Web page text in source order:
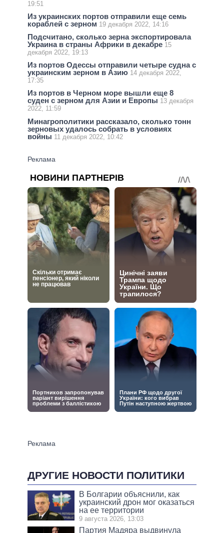
19:51
Из украинских портов отправили еще семь
кораблей с зерном 19 декабря 2022, 14:16
Подсчитано, сколько зерна экспортировала
Украина в страны Африки в декабре 15
декабря 2022, 19:13
Из портов Одессы отправили четыре судна с
украинским зерном в Азию 14 декабря 2022,
17:35
Из портов в Черном море вышли еще 8
суден с зерном для Азии и Европы 13 декабря
2022, 11:59
Минагрополитики рассказало, сколько тонн
зерновых удалось собрать в условиях
войны 11 декабря 2022, 10:42
ДРУГИЕ НОВОСТИ ПОЛИТИКИ
В Болгарии объяснили, как
украинский дрон мог оказаться
на ее территории
9 августа 2026, 13:03
Партия Мадяра выдвинула